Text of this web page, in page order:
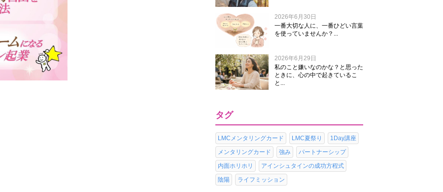
2026年6月30日
一番大切な人に、一番ひどい言葉
を使っていませんか？...
2026年6月29日
私のこと嫌いなのかな？と思った
ときに、心の中で起きているこ
と...
タグ
LMCメンタリングカード LMC夏祭り
1Day講座
メンタリングカード
強み
パートナーシップ
内面ホリホリ
アインシュタインの成功方程式
陰陽
ライフミッション